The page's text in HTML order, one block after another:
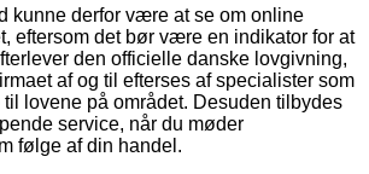
kunne derfor være at se om online
eftersom det bør være en indikator for at
den officielle danske lovgivning,
af og til efterses af specialister som
lovene på området. Desuden tilbydes
service, når du møder
følge af din handel.